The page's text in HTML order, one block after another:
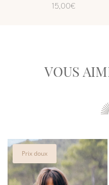
15,00€
VOUS
Prix doux